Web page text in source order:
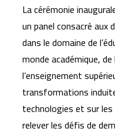
La cérémonie
un panel consacré aux
dans le domaine de
monde académique,
l’enseignement
transformations
technologies et sur
relever les défis de